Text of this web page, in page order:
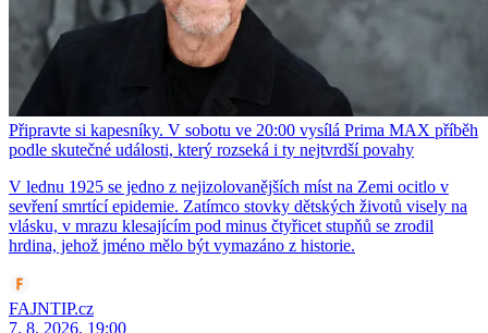
Připravte si kapesníky. V sobotu ve 20:00 vysílá Prima MAX příběh
podle skutečné události, který rozseká i ty nejtvrdší povahy
V lednu 1925 se jedno z nejizolovanějších míst na Zemi ocitlo v
sevření smrtící epidemie. Zatímco stovky dětských životů visely na
vlásku, v mrazu klesajícím pod minus čtyřicet stupňů se zrodil
hrdina, jehož jméno mělo být vymazáno z historie.
FAJNTIP.cz
7. 8. 2026, 19:00